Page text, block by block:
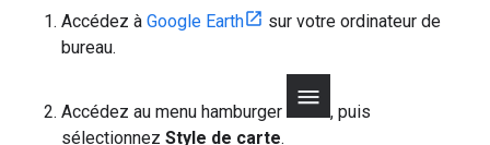
Accédez à Google Earth
sur votre ordinateur de
bureau.
Accédez au menu hamburger
, puis
sélectionnez Style de carte.